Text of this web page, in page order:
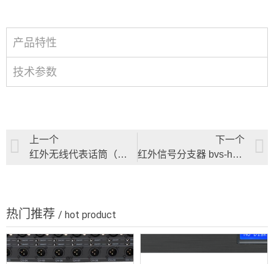
产品特性
技术参数
上一个
红外无线代表话筒（讨论型）bvs-9952d
下一个
红外信号分支器 bvs-h9952f
热门推荐 / hot product